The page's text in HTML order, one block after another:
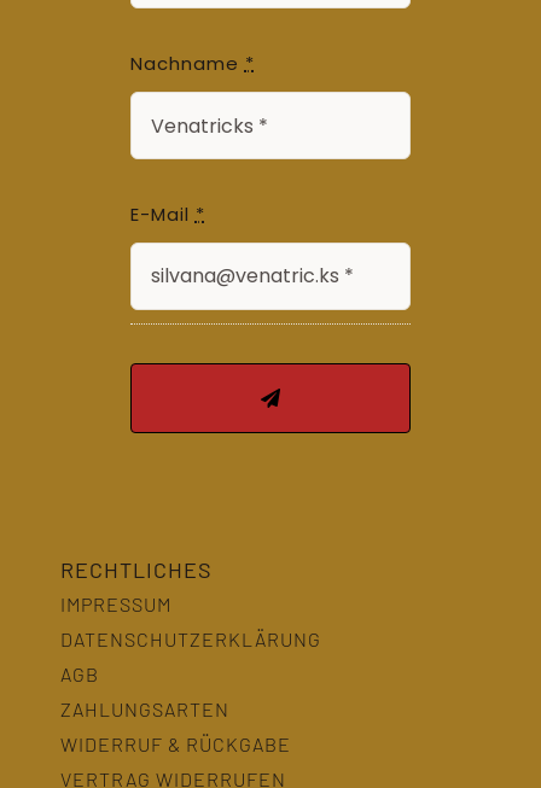
Nachname*
E-Mail *
RECHTLICHES
IMPRESSUM
DATENSCHUTZERKLÄRUNG
AGB
ZAHLUNGSARTEN
WIDERRUF & RÜCKGABE
VERTRAG WIDERRUFEN